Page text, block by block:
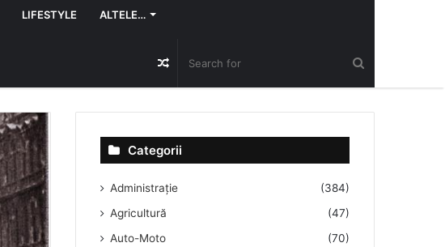
LIFESTYLE ALTELE…
Random
Article
Categorii
Administrație
(384)
Agricultură
(47)
Auto-Moto
(70)